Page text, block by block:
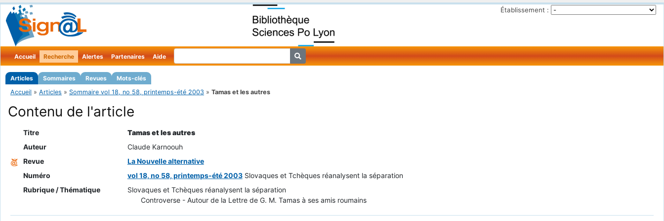
Établissement :
Accueil Recherche
Articles Sommaires Revues Mots-clés
Alertes Partenaires Aide
Accueil » Articles » Sommaire vol 18, no 58, printemps-été 2003 » Tamas et les autres
Contenu de l'article
Titre
Tamas et les autres
Auteur
Claude Karnoouh
Revue
La Nouvelle alternative
Numéro
vol 18, no 58, printemps-été 2003 Slovaques et Tchèques réanalysent la séparation
Rubrique / Thématique
Slovaques et Tchèques réanalysent la séparation
Controverse - Autour de la Lettre de G. M. Tamas à ses amis roumains